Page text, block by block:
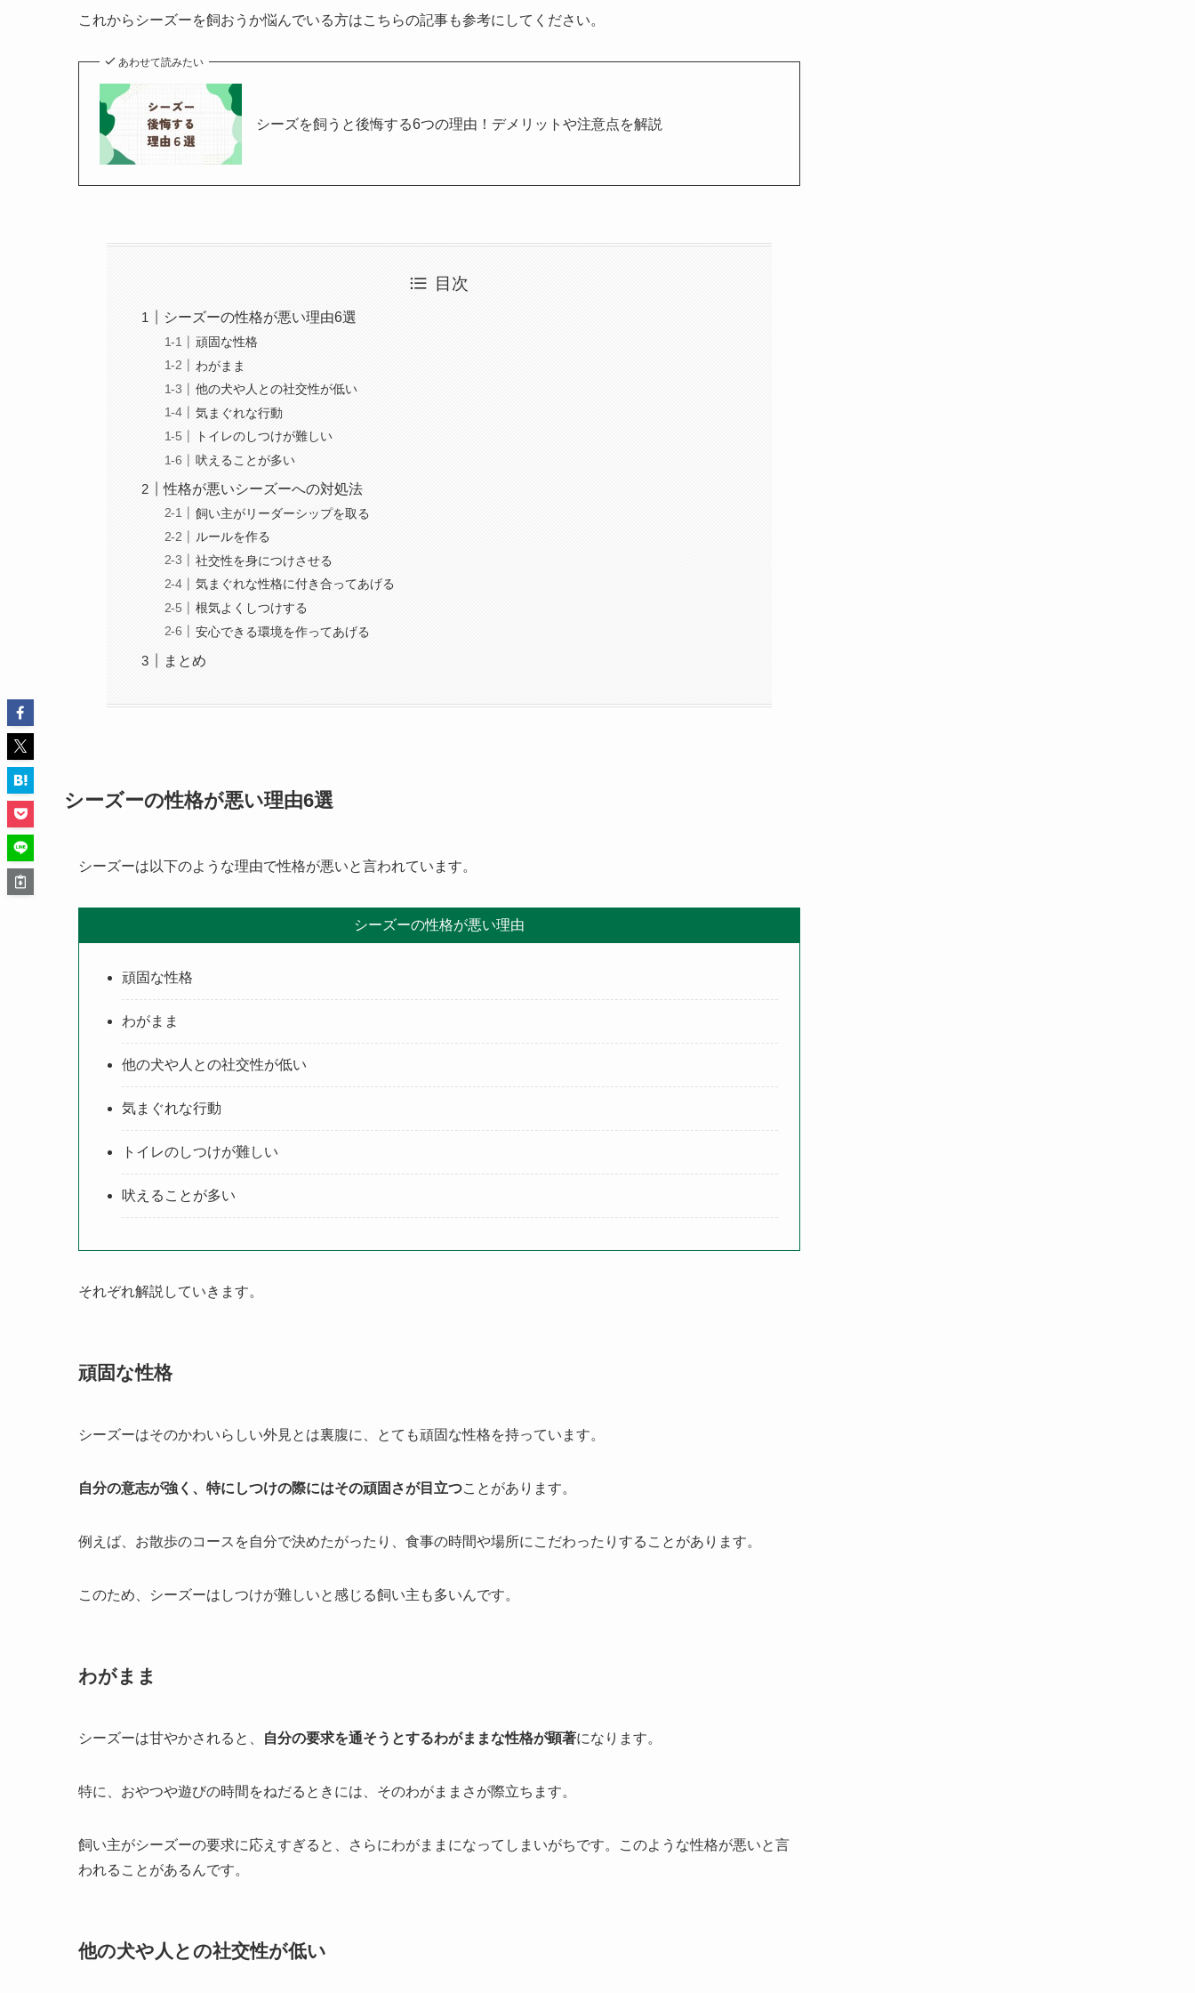
これからシーズーを飼おうか悩んでいる方はこちらの記事も参考にしてください。
あわせて読みたい
シーズを飼うと後悔する6つの理由！デメリットや注意点を解説
目次
シーズーの性格が悪い理由6選
頑固な性格
わがまま
他の犬や人との社交性が低い
気まぐれな行動
トイレのしつけが難しい
吠えることが多い
性格が悪いシーズーへの対処法
飼い主がリーダーシップを取る
ルールを作る
社交性を身につけさせる
気まぐれな性格に付き合ってあげる
根気よくしつけする
安心できる環境を作ってあげる
まとめ
シーズーの性格が悪い理由6選
シーズーは以下のような理由で性格が悪いと言われています。
シーズーの性格が悪い理由
頑固な性格
わがまま
他の犬や人との社交性が低い
気まぐれな行動
トイレのしつけが難しい
吠えることが多い
それぞれ解説していきます。
頑固な性格
シーズーはそのかわいらしい外見とは裏腹に、とても頑固な性格を持っています。
自分の意志が強く、特にしつけの際にはその頑固さが目立つことがあります。
例えば、お散歩のコースを自分で決めたがったり、食事の時間や場所にこだわったりすることがあります。
このため、シーズーはしつけが難しいと感じる飼い主も多いんです。
わがまま
シーズーは甘やかされると、 自分の要求を通そうとするわがままな性格が顕著になります。
特に、おやつや遊びの時間をねだるときには、そのわがままさが際立ちます。
飼い主がシーズーの要求に応えすぎると、さらにわがままになってしまいがちです。このような性格が悪いと言
われることがあるんです。
他の犬や人との社交性が低い